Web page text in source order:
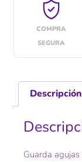
COMPRA
SEGURA
Descripción
Guarda